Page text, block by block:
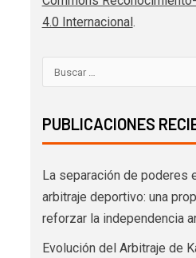
4.0 Internacional.
PUBLICACIONES
La separación de poderes
arbitraje deportivo: una
reforzar la independencia
Evolución del Arbitraje de